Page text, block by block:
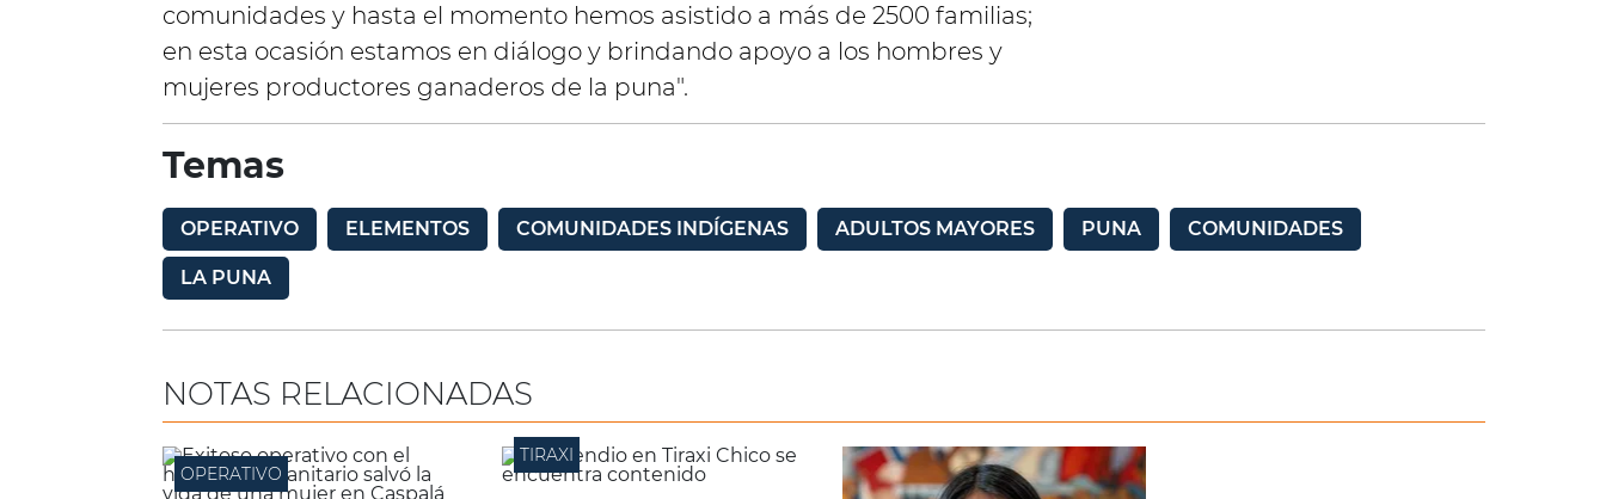
comunidades y hasta el momento hemos asistido a más de 2500 familias;
en esta ocasión estamos en diálogo y brindando apoyo a los hombres y
mujeres productores ganaderos de la puna".
Temas
OPERATIVO ELEMENTOS COMUNIDADES INDÍGENAS ADULTOS MAYORES PUNA COMUNIDADES
LA PUNA
NOTAS RELACIONADAS
OPERATIVO
TIRAXI